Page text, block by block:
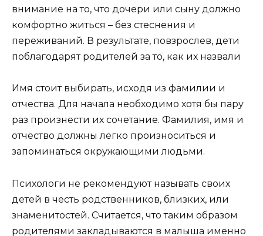
внимание на то, что дочери или сыну должно
комфортно житься – без стеснения и
переживаний. В результате, повзрослев, дети
поблагодарят родителей за то, как их назвали
Имя стоит выбирать, исходя из фамилии и
отчества. Для начала необходимо хотя бы пару
раз произнести их сочетание. Фамилия, имя и
отчество должны легко произноситься и
запоминаться окружающими людьми.
Психологи не рекомендуют называть своих
детей в честь родственников, близких, или
знаменитостей. Считается, что таким образом
родителями закладываются в малыша именно